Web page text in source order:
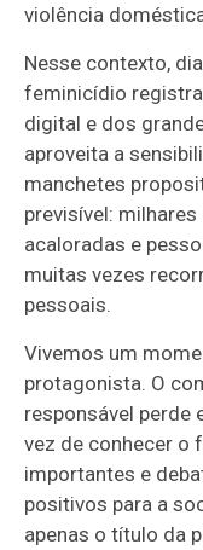
violência
Nesse contexto,
feminicídio
digital e dos
aproveita a
manchetes
previsível:
acaloradas e
muitas vezes
pessoais.
Vivemos um
protagonista. O
responsável perde
vez de conhecer o
importantes e
positivos para a
apenas o título da